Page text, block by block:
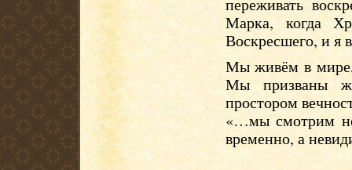
переживать
Марка, когда
Воскресшего, и я
Мы живём в
Мы призваны
простором
«…мы смотрим
временно, а